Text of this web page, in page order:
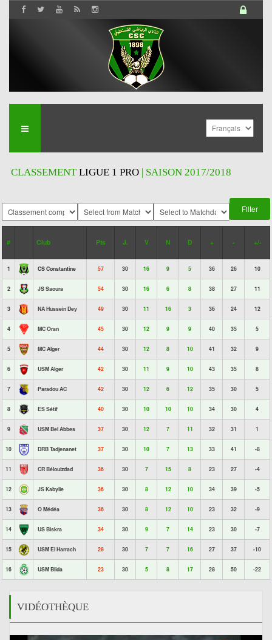
CLASSEMENTLIGUE 1 PRO | SAISON 2017/2018
# Club Pts J. V N D + - +/-
1 CS Constantine 57 30 16 9 5 36 26 10
2 JS Saoura 54 30 16 6 8 38 27 11
3 NA Hussein Dey 49 30 11 16 3 36 24 12
4 MC Oran 45 30 12 9 9 40 35 5
5 MC Alger 44 30 12 8 10 41 32 9
6 USM Alger 42 30 11 9 10 43 35 8
7 Paradou AC 42 30 12 6 12 35 30 5
8 ES Sétif 40 30 10 10 10 34 30 4
9 USM Bel Abbes 37 30 12 7 11 32 31 1
10 DRB Tadjenanet 37 30 10 7 13 33 41 -8
11 CR Bélouizdad 36 30 7 15 8 23 27 -4
12 JS Kabylie 36 30 8 12 10 34 39 -5
13 O Médéa 36 30 8 12 10 23 32 -9
14 US Biskra 34 30 9 7 14 23 30 -7
15 USM El Harrach 28 30 7 7 16 27 37 -10
16 USM Blida 23 30 5 8 17 28 50 -22
VIDÉOTHÈQUE